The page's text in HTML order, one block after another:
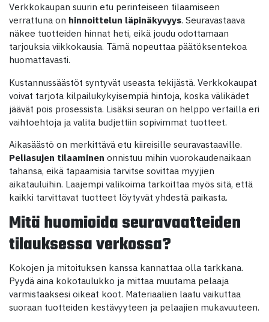
Verkkokaupan suurin etu perinteiseen tilaamiseen
verrattuna on hinnoittelun läpinäkyvyys. Seuravastaava
näkee tuotteiden hinnat heti, eikä joudu odottamaan
tarjouksia viikkokausia. Tämä nopeuttaa päätöksentekoa
huomattavasti.
Kustannussäästöt syntyvät useasta tekijästä. Verkkokaupat
voivat tarjota kilpailukykyisempiä hintoja, koska välikädet
jäävät pois prosessista. Lisäksi seuran on helppo vertailla eri
vaihtoehtoja ja valita budjettiin sopivimmat tuotteet.
Aikasäästö on merkittävä etu kiireisille seuravastaaville.
Peliasujen tilaaminen onnistuu mihin vuorokaudenaikaan
tahansa, eikä tapaamisia tarvitse sovittaa myyjien
aikatauluihin. Laajempi valikoima tarkoittaa myös sitä, että
kaikki tarvittavat tuotteet löytyvät yhdestä paikasta.
Mitä huomioida seuravaatteiden
tilauksessa verkossa?
Kokojen ja mitoituksen kanssa kannattaa olla tarkkana.
Pyydä aina kokotaulukko ja mittaa muutama pelaaja
varmistaaksesi oikeat koot. Materiaalien laatu vaikuttaa
suoraan tuotteiden kestävyyteen ja pelaajien mukavuuteen.